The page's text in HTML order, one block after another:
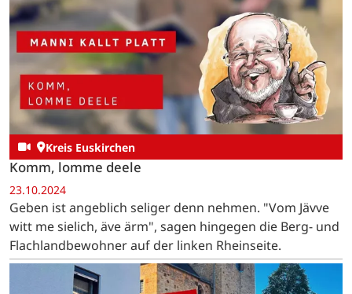
Kreis Euskirchen
Komm, lomme deele
23.10.2024
Geben ist angeblich seliger denn nehmen. "Vom Jävve
witt me sielich, äve ärm", sagen hingegen die Berg- und
Flachlandbewohner auf der linken Rheinseite.